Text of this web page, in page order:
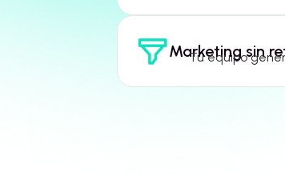
Marketing sin
Tu equipo